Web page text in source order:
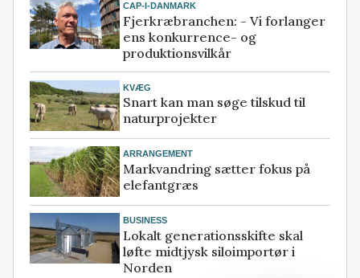
CAP-I-DANMARK
Fjerkræbranchen: - Vi forlanger
ens konkurrence- og
produktionsvilkår
KVÆG
Snart kan man søge tilskud til
naturprojekter
ARRANGEMENT
Markvandring sætter fokus på
elefantgræs
BUSINESS
Lokalt generationsskifte skal
løfte midtjysk siloimportør i
Norden